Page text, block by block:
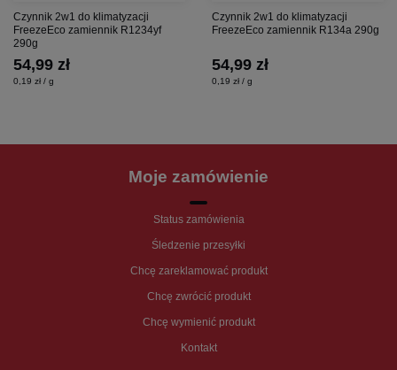
Czynnik 2w1 do klimatyzacji
FreezeEco zamiennik R1234yf
290g
54,99 zł
0,19 zł / g
Czynnik 2w1 do klimatyzacji
FreezeEco zamiennik R134a 290g
54,99 zł
0,19 zł / g
Moje zamówienie
Status zamówienia
Śledzenie przesyłki
Chcę zareklamować produkt
Chcę zwrócić produkt
Chcę wymienić produkt
Kontakt